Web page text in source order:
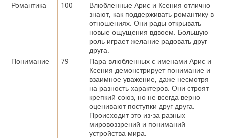
Романтика 100
Влюбленные Арис и Ксения отлично
знают, как поддерживать романтику в
отношениях. Они рады открывать
новые ощущения вдвоем. Большую
роль играет желание радовать друг
друга.
Понимание
79
Пара влюбленных с именами Арис и
Ксения демонстрирует понимание и
взаимное уважение, даже несмотря
на разность характеров. Они строят
крепкий союз, но не всегда верно
оценивают поступки друг друга.
Происходит это из-за разных
мировоззрений и пониманий
устройства мира.